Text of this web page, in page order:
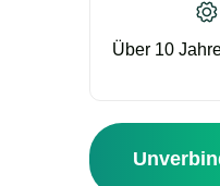
Über 10